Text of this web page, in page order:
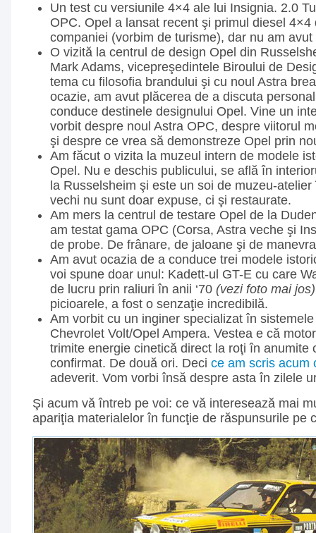
Un test cu versiunile 4×4 ale lui Insignia. 2.0
OPC. Opel a lansat recent şi primul diesel 4×4
companiei (vorbim de turisme), dar nu am
O vizită la centrul de design Opel din
Mark Adams, vicepreşedintele Biroului de
tema cu filosofia brandului şi cu noul Astra
ocazie, am avut plăcerea de a discuta
conduce destinele designului Opel. Vine un
vorbit despre noul Astra OPC, despre viitorul
şi despre ce vrea să demonstreze Opel prin
Am făcut o vizita la muzeul intern de modele
Opel. Nu e deschis publicului, se află în
la Russelsheim şi este un soi de muzeu-
vechi nu sunt doar expuse, ci şi restaurate.
Am mers la centrul de testare Opel de la
am testat gama OPC (Corsa, Astra veche şi
de probe. De frânare, de jaloane şi de
Am avut ocazia de a conduce trei modele
voi spune doar unul: Kadett-ul GT-E cu care
de lucru prin raliuri în anii ‘70 (vezi foto mai jos)
picioarele, a fost o senzaţie incredibilă.
Am vorbit cu un inginer specializat în
Chevrolet Volt/Opel Ampera. Vestea e că
trimite energie cinetică direct la roţi în anumite
confirmat. De două ori. Deci ce am scris acum
adeverit. Vom vorbi însă despre asta în zilele
Şi acum vă întreb pe voi: ce vă interesează mai
apariţia materialelor în funcţie de răspunsurile pe